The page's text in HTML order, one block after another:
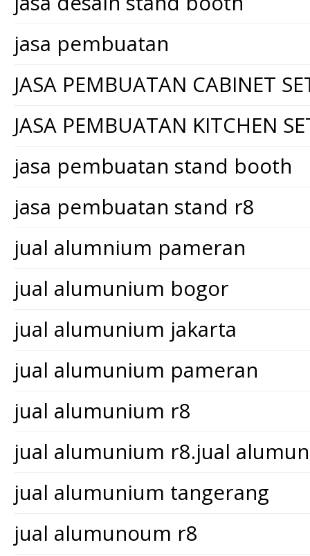
jasa pembuatan
JASA PEMBUATAN CABINET
JASA PEMBUATAN KITCHEN
jasa pembuatan stand booth
jasa pembuatan stand r8
jual alumnium pameran
jual alumunium bogor
jual alumunium jakarta
jual alumunium pameran
jual alumunium r8
jual alumunium r8.jual
jual alumunium tangerang
jual alumunoum r8